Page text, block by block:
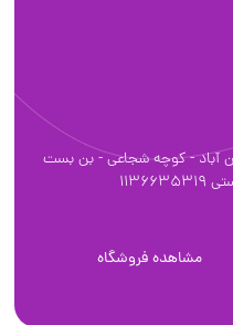
آباد - کوچه شجاعی - بن بست
مشاهده فروشگاه